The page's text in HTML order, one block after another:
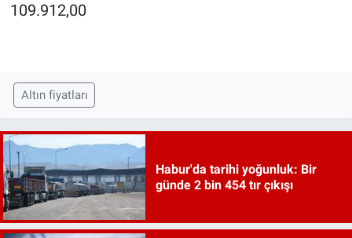
109.912,00
Altın fiyatları
Habur'da tarihi yoğunluk: Bir
günde 2 bin 454 tır çıkışı